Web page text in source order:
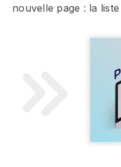
nouvelle page : la